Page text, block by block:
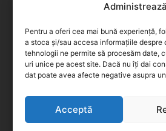
Pentru a oferi cea mai bună experiență,
a stoca și/sau accesa informațiile
tehnologii ne permite să procesăm date,
uri unice pe acest site. Dacă nu îți dai
dat poate avea afecte negative asupra
Acceptă
Tel: +40 213 104
Email: